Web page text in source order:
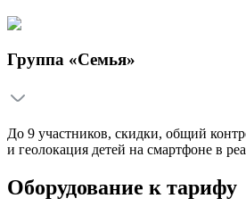
Группа «Семья»
До 9 участников, скидки, общий
и геолокация детей на смартфоне в
Оборудование к тарифу